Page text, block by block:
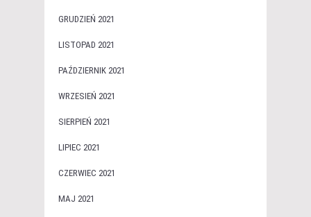
GRUDZIEŃ 2021
LISTOPAD 2021
PAŹDZIERNIK 2021
WRZESIEŃ 2021
SIERPIEŃ 2021
LIPIEC 2021
CZERWIEC 2021
MAJ 2021